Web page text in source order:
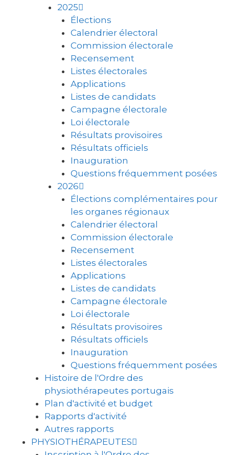
2025
Élections
Calendrier électoral
Commission électorale
Recensement
Listes électorales
Applications
Listes de candidats
Campagne électorale
Loi électorale
Résultats provisoires
Résultats officiels
Inauguration
Questions fréquemment posées
2026
Élections complémentaires pour
les organes régionaux
Calendrier électoral
Commission électorale
Recensement
Listes électorales
Applications
Listes de candidats
Campagne électorale
Loi électorale
Résultats provisoires
Résultats officiels
Inauguration
Questions fréquemment posées
Histoire de l'Ordre des
physiothérapeutes portugais
Plan d'activité et budget
Rapports d'activité
Autres rapports
PHYSIOTHÉRAPEUTES